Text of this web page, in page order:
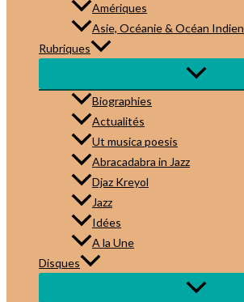
Amériques
Asie, Océanie & Océan Indien
Rubriques
Biographies
Actualités
Ut musica poesis
Abracadabra in Jazz
Djaz Kreyol
Jazz
Idées
A la Une
Disques